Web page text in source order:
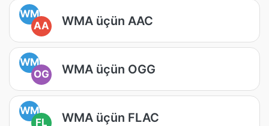
WM
AA
WMA üçün AAC
WM
OG
WMA üçün OGG
WM
FL
WMA üçün FLAC